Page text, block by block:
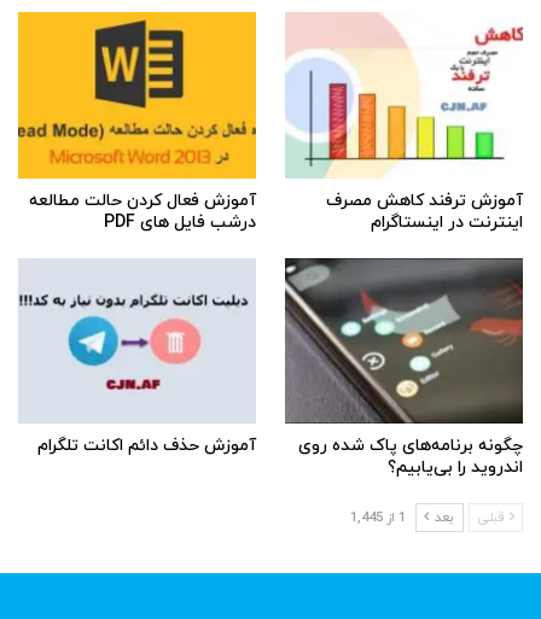
آموزش ترفند کاهش مصرف
اینترنت در اینستاگرام
آموزش فعال کردن حالت مطالعه
درشب فایل های PDF
چگونه برنامه‌های پاک شده روی
اندروید را بی‌یابیم؟
آموزش حذف دائم اکانت تلگرام
قبلی بعد 1 از 1,445